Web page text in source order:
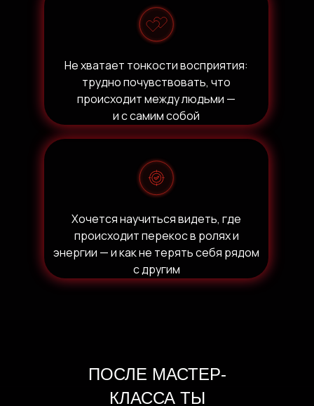
Хочется научиться видеть, где
происходит перекос в ролях и
энергии — и как не терять себя рядом
с другим
Не хватает тонкости восприятия:
трудно почувствовать, что
происходит между людьми —
и с самим собой
ПОСЛЕ МАСТЕР-
КЛАССА ТЫ